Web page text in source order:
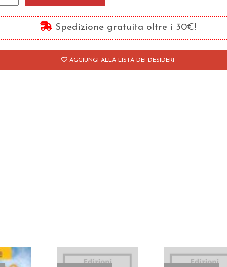
Spedizione gratuita oltre i 30€!
AGGIUNGI ALLA LISTA DEI DESIDERI